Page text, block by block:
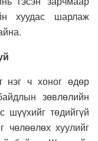
хуудас шарлаж
нэг ч хоног өдөр
зөвлөлийн
шүүхийг төдийгүй
чөлөөлөх хуулийг